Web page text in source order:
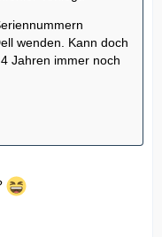
wenden. Kann doch
Jahren immer noch